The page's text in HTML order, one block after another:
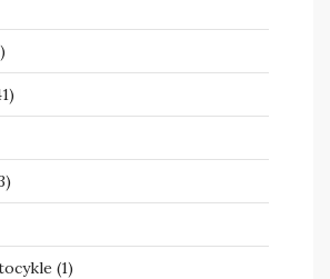
(1)